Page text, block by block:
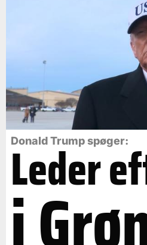
Donald Trump spøger:
Leder